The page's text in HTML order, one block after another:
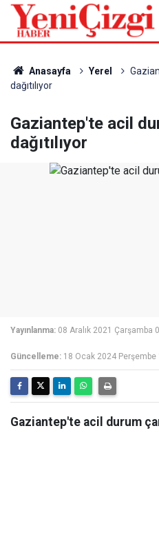
Anasayfa Yerel
dağıtılıyor
Gaziantep'te acil
dağıtılıyor
Yayınlanma: 08 Aralık 2021 Çarşamba
Güncelleme: 18 Ocak 2024 Perşembe
Gaziantep'te acil durum